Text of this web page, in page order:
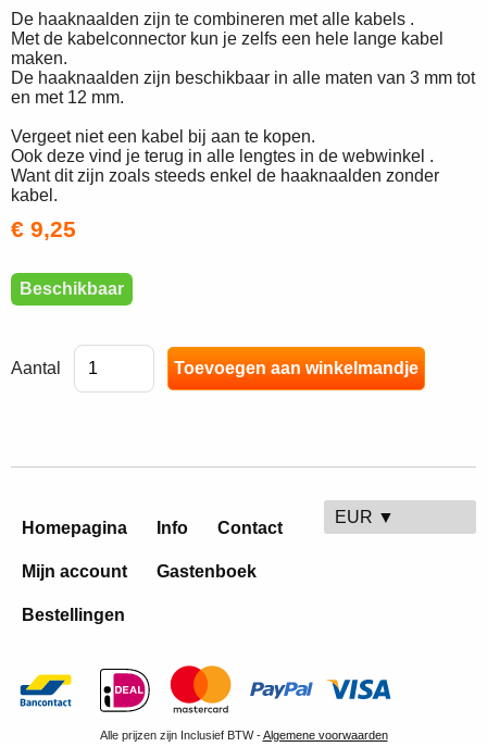
De haaknaalden zijn te combineren met alle kabels .
Met de kabelconnector kun je zelfs een hele lange kabel
maken.
De haaknaalden zijn beschikbaar in alle maten van 3 mm tot
en met 12 mm.
Vergeet niet een kabel bij aan te kopen.
Ook deze vind je terug in alle lengtes in de webwinkel .
Want dit zijn zoals steeds enkel de haaknaalden zonder
kabel.
€ 9,25
Beschikbaar
Aantal
Homepagina Info Contact
Mijn account Gastenboek
Bestellingen
EUR ▼
Alle prijzen zijn Inclusief BTW -Algemene voorwaarden